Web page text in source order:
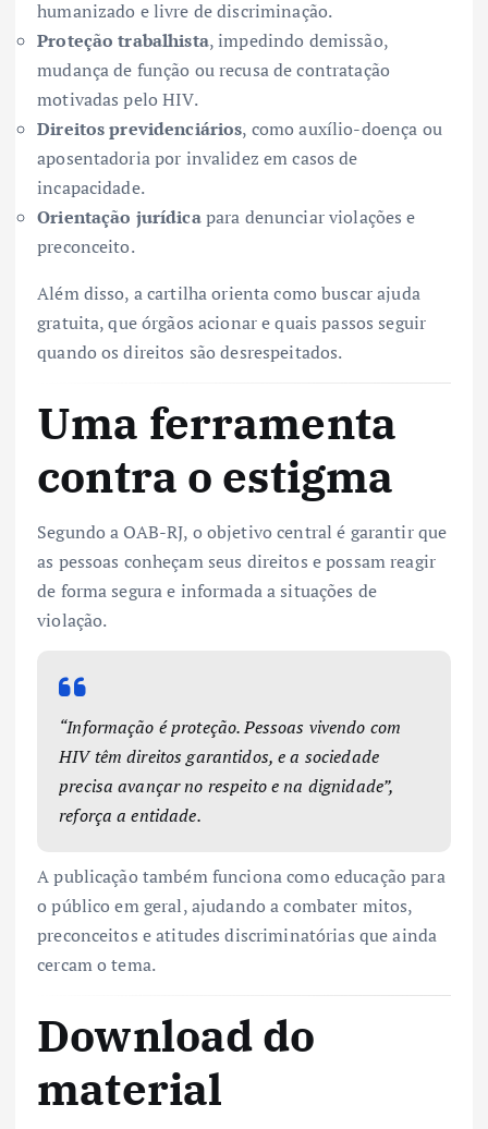
humanizado e livre de discriminação.
Proteção trabalhista, impedindo demissão,
mudança de função ou recusa de contratação
motivadas pelo HIV.
Direitos previdenciários, como auxílio-doença ou
aposentadoria por invalidez em casos de
incapacidade.
Orientação jurídicapara denunciar violações e
preconceito.
Além disso, a cartilha orienta como buscar ajuda
gratuita, que órgãos acionar e quais passos seguir
quando os direitos são desrespeitados.
Uma ferramenta
contra o estigma
Segundo a OAB-RJ, o objetivo central é garantir que
as pessoas conheçam seus direitos e possam reagir
de forma segura e informada a situações de
violação.
“Informação é proteção. Pessoas vivendo com
HIV têm direitos garantidos, e a sociedade
precisa avançar no respeito e na dignidade”,
reforça a entidade.
A publicação também funciona como educação para
o público em geral, ajudando a combater mitos,
preconceitos e atitudes discriminatórias que ainda
cercam o tema.
Download do
material